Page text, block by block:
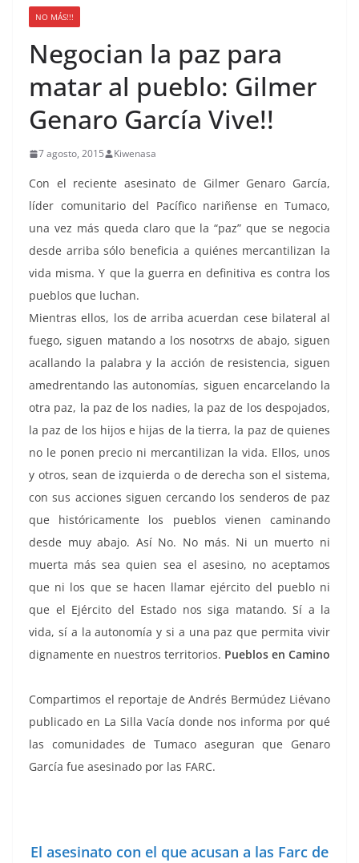
NO MÁS!!!
Negocian la paz para
matar al pueblo: Gilmer
Genaro García Vive!!
7 agosto, 2015 Kiwenasa
Con el reciente asesinato de Gilmer Genaro García,
líder comunitario del Pacífico nariñense en Tumaco,
una vez más queda claro que la “paz” que se negocia
desde arriba sólo beneficia a quiénes mercantilizan la
vida misma. Y que la guerra en definitiva es contra los
pueblos que luchan.
Mientras ellos, los de arriba acuerdan cese bilateral al
fuego, siguen matando a los nosotrxs de abajo, siguen
acallando la palabra y la acción de resistencia, siguen
amedrentando las autonomías, siguen encarcelando la
otra paz, la paz de los nadies, la paz de los despojados,
la paz de los hijos e hijas de la tierra, la paz de quienes
no le ponen precio ni mercantilizan la vida. Ellos, unos
y otros, sean de izquierda o de derecha son el sistema,
con sus acciones siguen cercando los senderos de paz
que históricamente los pueblos vienen caminando
desde muy abajo. Así No. No más. Ni un muerto ni
muerta más sea quien sea el asesino, no aceptamos
que ni los que se hacen llamar ejército del pueblo ni
que el Ejército del Estado nos siga matando. Sí a la
vida, sí a la autonomía y si a una paz que permita vivir
dignamente en nuestros territorios. Pueblos en Camino
Compartimos el reportaje de Andrés Bermúdez Liévano
publicado en La Silla Vacía donde nos informa por qué
las comunidades de Tumaco aseguran que Genaro
García fue asesinado por las FARC.
El asesinato con el que acusan a las Farc de